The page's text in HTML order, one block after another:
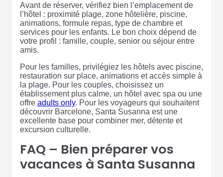
Avant de réserver, vérifiez bien l’emplacement de
l’hôtel : proximité plage, zone hôtelière, piscine,
animations, formule repas, type de chambre et
services pour les enfants. Le bon choix dépend de
votre profil : famille, couple, senior ou séjour entre
amis.
Pour les familles, privilégiez les hôtels avec piscine,
restauration sur place, animations et accès simple à
la plage. Pour les couples, choisissez un
établissement plus calme, un hôtel avec spa ou une
offre adults only. Pour les voyageurs qui souhaitent
découvrir Barcelone, Santa Susanna est une
excellente base pour combiner mer, détente et
excursion culturelle.
FAQ – Bien préparer vos
vacances à Santa Susanna